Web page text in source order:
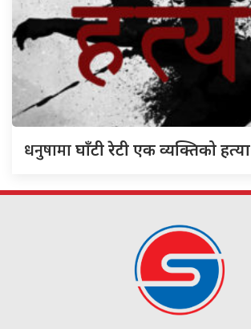
धनुषामाघाँटी रेटी एक व्यक्तिको हत्या